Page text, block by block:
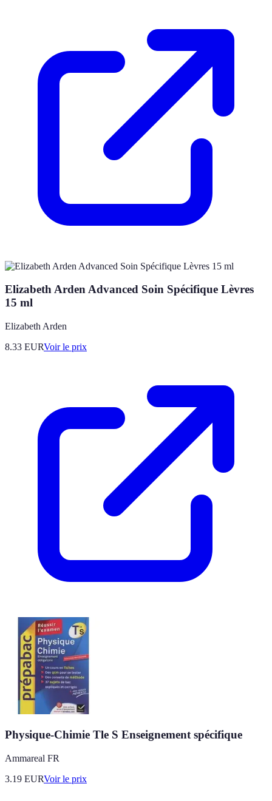
Elizabeth Arden Advanced Soin Spécifique Lèvres
15 ml
Elizabeth Arden
8.33 EURVoir le prix
Physique-Chimie Tle S Enseignement spécifique
Ammareal FR
3.19 EURVoir le prix